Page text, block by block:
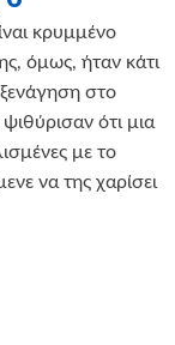
κρυμμένο
όμως, ήταν κάτι
στο
ότι μια
με το
να της χαρίσει